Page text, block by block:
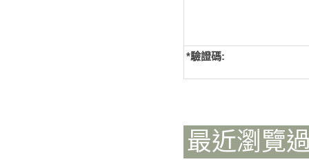
*驗證碼:
最近瀏覽